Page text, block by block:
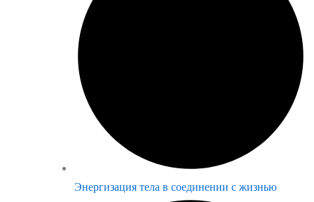
Энергизация тела в соединении с жизнью